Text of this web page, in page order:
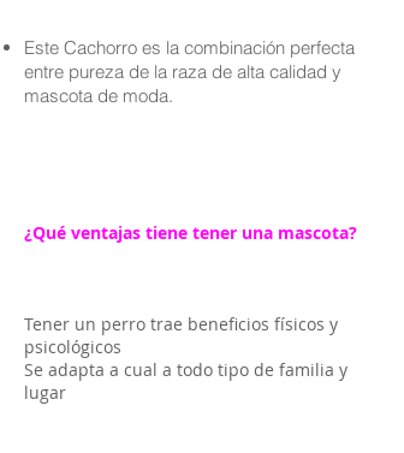
Este Cachorro es la combinación perfecta
entre pureza de la raza de alta calidad y
mascota de moda.
¿Qué ventajas tiene tener una mascota?
Tener un perro trae beneficios físicos y
psicológicos
Se adapta a cual a todo tipo de familia y
lugar